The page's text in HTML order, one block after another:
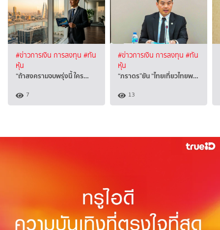
#ข่าวการเงิน การลงทุน #ทัน
หุ้น
“ถ้าสงครามจบพรุ่งนี้ ใคร…
7
#ข่าวการเงิน การลงทุน #ทัน
หุ้น
“ภราดร”ยัน “ไทยเที่ยวไทยพ…
13